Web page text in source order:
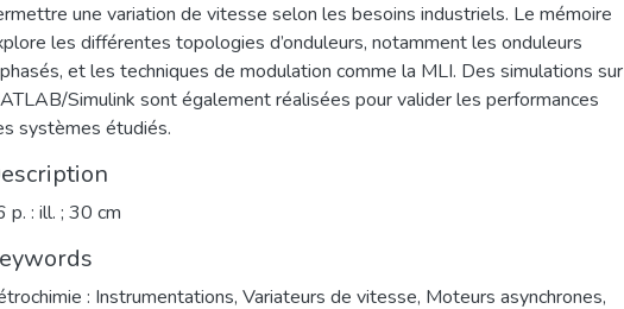
une variation de vitesse selon les besoins industriels. Le mémoire
les différentes topologies d’onduleurs, notamment les onduleurs
et les techniques de modulation comme la MLI. Des simulations sur
Simulink sont également réalisées pour valider les performances
systèmes étudiés.
p. : ill. ; 30 cm
: Instrumentations, Variateurs de vitesse, Moteurs asynchrones,